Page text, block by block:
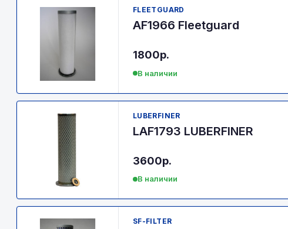
FLEETGUARD
AF1966 Fleetguard
1800р.
В наличии
LUBERFINER
LAF1793 LUBERFINER
3600р.
В наличии
SF-FILTER